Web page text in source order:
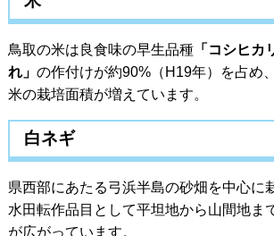
鳥取の米は良食味の早生品種「コシヒカ
れ」 の作付けが約90%（H19年）を占め
米の栽培面積が増えています。
白ネギ
県西部にあたる弓浜半島の砂畑を中心に
水田転作品目として平坦地から山間地ま
が広がっています。